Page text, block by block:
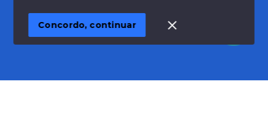
SITE PARA IMOBILIARIA
Concordo, continuar